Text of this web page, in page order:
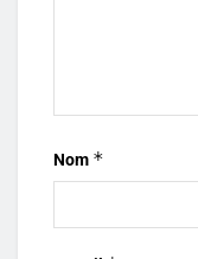
Nom *